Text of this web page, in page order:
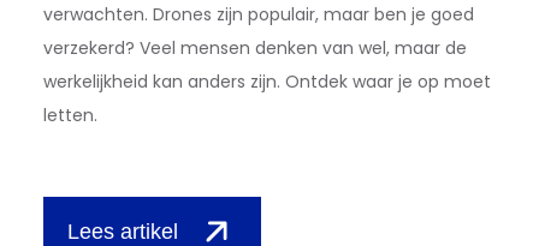
verwachten. Drones zijn populair, maar ben je goed
verzekerd? Veel mensen denken van wel, maar de
werkelijkheid kan anders zijn. Ontdek waar je op moet
letten.
Lees artikel